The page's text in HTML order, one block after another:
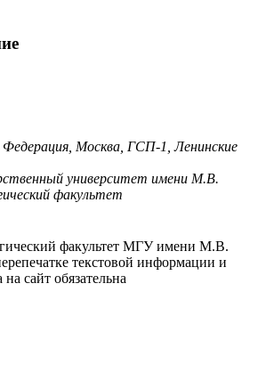
Федерация, Москва, ГСП-1, Ленинские
университет имени М.В.
факультет
факультет МГУ имени М.В.
текстовой информации и
сайт обязательна